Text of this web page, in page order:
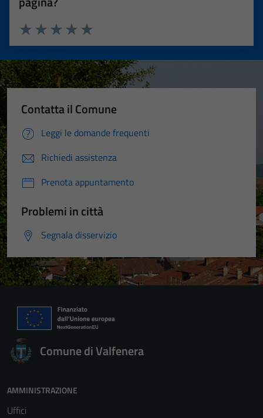
Valuta 5 stelle su 5
Valuta 4 stelle su 5
Valuta 3 stelle su 5
Valuta 2 stelle su 5
Valuta 1 stelle su 5
Contatta il Comune
Leggi le domande frequenti
Richiedi assistenza
Prenota appuntamento
Problemi in città
Segnala disservizio
Comune di Valfenera
AMMINISTRAZIONE
Uffici